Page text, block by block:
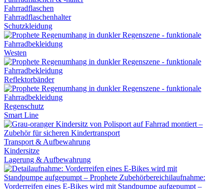
Fahrradflaschen
Fahrradflaschenhalter
Schutzkleidung
Westen
Reflektorbänder
Regenschutz
Smart Line
Transport & Aufbewahrung
Kindersitze
Lagerung & Aufbewahrung